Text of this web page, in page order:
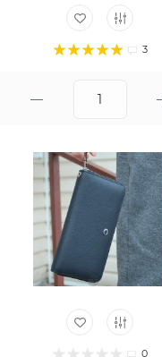
3
0